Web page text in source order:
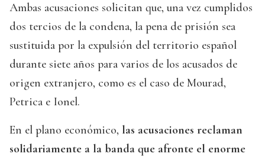
Ambas acusaciones solicitan que, una vez cumplidos
dos tercios de la condena, la pena de prisión sea
sustituida por la expulsión del territorio español
durante siete años para varios de los acusados de
origen extranjero, como es el caso de Mourad,
Petrica e Ionel.
En el plano económico, las acusaciones reclaman
solidariamente a la banda que afronte el enorme